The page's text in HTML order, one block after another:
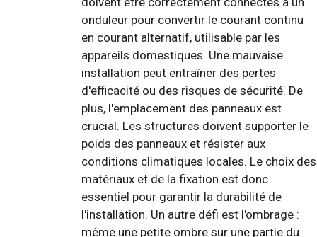
onduleur pour convertir le courant continu
en courant alternatif, utilisable par les
appareils domestiques. Une mauvaise
installation peut entraîner des pertes
d'efficacité ou des risques de sécurité. De
plus, l'emplacement des panneaux est
crucial. Les structures doivent supporter le
poids des panneaux et résister aux
conditions climatiques locales. Le choix des
matériaux et de la fixation est donc
essentiel pour garantir la durabilité de
l'installation. Un autre défi est l'ombrage :
même une petite ombre sur une partie du